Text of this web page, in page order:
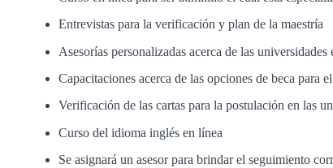
Entrevistas para la verificación y plan de la maestría
Asesorías personalizadas acerca de las universidades
Capacitaciones acerca de las opciones de beca para
Verificación de las cartas para la postulación en las
Curso del idioma inglés en línea
Se asignará un asesor para brindar el seguimiento